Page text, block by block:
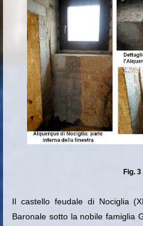
Fig. 3
Il castello feudale di Nociglia
Baronale sotto la nobile famiglia